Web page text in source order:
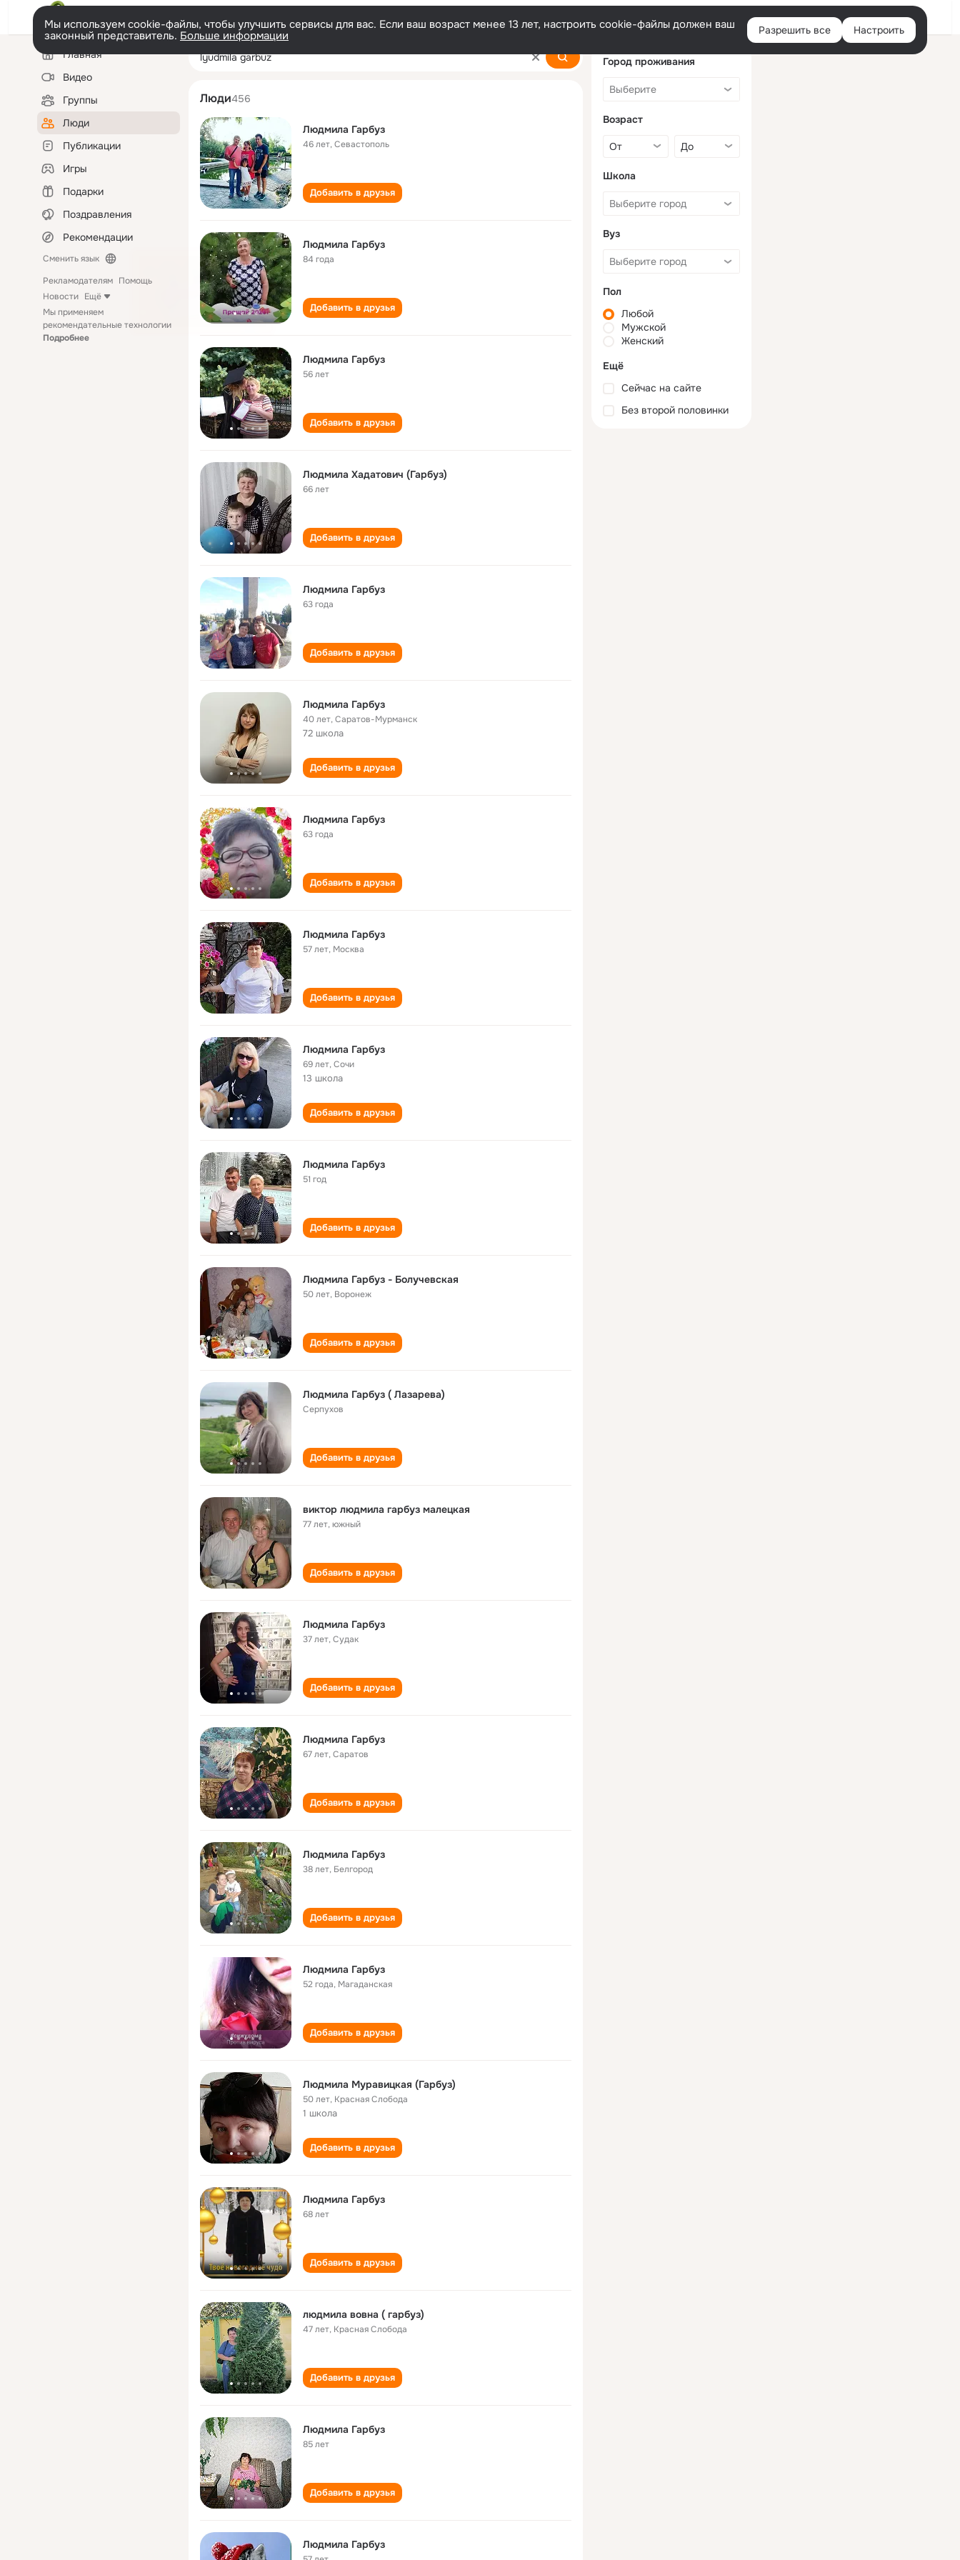
Войти
Мы используем cookie-файлы, чтобы улучшить сервисы для вас. Если ваш возраст менее 13 лет, настроить cookie-файлы должен ваш
законный представитель. Больше информации Разрешить все Настроить
Левая
колонкаГлавная
Видео
Группы
Люди
Публикации
Игры
Подарки
Поздравления
Рекомендации
Сменить язык
Рекламодателям Помощь
Новости Ещё
Мы применяем
рекомендательные технологии
Подробнее
lyudmila garbuz
Люди456
Людмила Гарбуз
46 лет,Севастополь
Добавить в друзья
Людмила Гарбуз
84 года
Добавить в друзья
Людмила Гарбуз
56 лет
Добавить в друзья
Людмила Хадатович (Гарбуз)
66 лет
Добавить в друзья
Людмила Гарбуз
63 года
Добавить в друзья
Людмила Гарбуз
40 лет,Саратов-Мурманск
72 школа
Добавить в друзья
Людмила Гарбуз
63 года
Добавить в друзья
Людмила Гарбуз
57 лет, Москва
Добавить в друзья
Людмила Гарбуз
69 лет,Сочи
13 школа
Добавить в друзья
Людмила Гарбуз
51 год
Добавить в друзья
Людмила Гарбуз - Болучевская
50 лет, Воронеж
Добавить в друзья
Людмила Гарбуз ( Лазарева)
Серпухов
Добавить в друзья
виктор людмила гарбуз малецкая
77 лет,южный
Добавить в друзья
Людмила Гарбуз
37 лет,Судак
Добавить в друзья
Людмила Гарбуз
67 лет,Саратов
Добавить в друзья
Людмила Гарбуз
38 лет, Белгород
Добавить в друзья
Людмила Гарбуз
52 года, Магаданская
Добавить в друзья
Людмила Муравицкая (Гарбуз)
50 лет, Красная Слобода
1 школа
Добавить в друзья
Людмила Гарбуз
68 лет
Добавить в друзья
людмила вовна ( гарбуз)
47 лет, Красная Слобода
Добавить в друзья
Людмила Гарбуз
85 лет
Добавить в друзья
Людмила Гарбуз
Город проживания
Возраст
Школа
Вуз
Пол
Любой
Мужской
Женский
Ещё
Сейчас на сайте
Без второй половинки